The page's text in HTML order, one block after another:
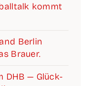
kommt
Ber­lin
Brauer.
DHB — Glück­